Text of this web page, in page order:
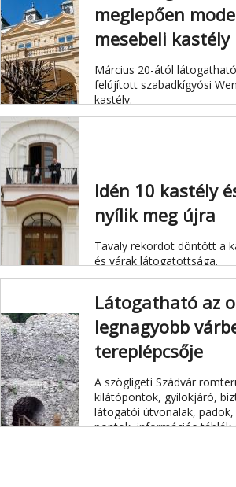
meglepően
mesebeli kastély
Március 20-ától
felújított szabadkígyósi
kastély.
Idén 10 kastély
nyílik meg újra
Tavaly rekordot döntött a
és várak látogatottsága.
Látogatható az
legnagyobb
tereplépcsője
A szögligeti Szádvár
kilátópontok, gyilokjáró,
látogatói útvonalak, padok,
pontok, információs táblák